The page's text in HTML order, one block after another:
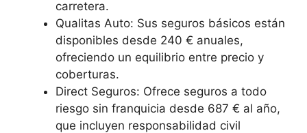
carretera.
Qualitas Auto: Sus seguros básicos están
disponibles desde 240 € anuales,
ofreciendo un equilibrio entre precio y
coberturas.
Direct Seguros: Ofrece seguros a todo
riesgo sin franquicia desde 687 € al año,
que incluyen responsabilidad civil